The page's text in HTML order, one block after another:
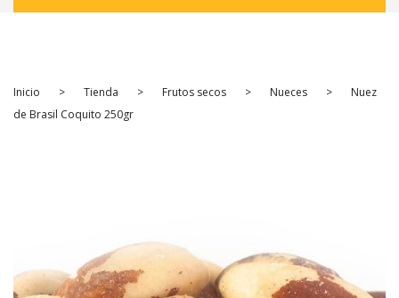
Frutos secos
Legumbres y Semillas
Especias
Inicio > Tienda > Frutos secos > Nueces >
Nuez
de Brasil Coquito 250gr